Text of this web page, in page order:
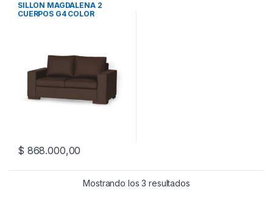
SILLÓN MAGDALENA 2
CUERPOS G4 COLOR
$ 868.000,00
Mostrando los 3 resultados